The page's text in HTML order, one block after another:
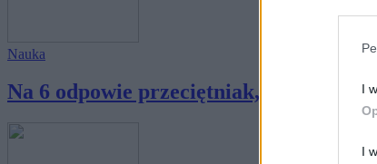
I
I
Nauka
Na 6 odpowie przeciętniak, na 10 osoba